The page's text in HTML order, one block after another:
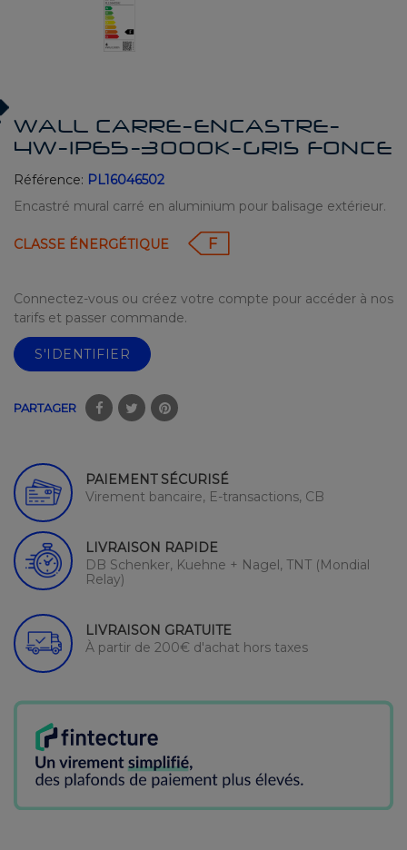
WALL CARRE-ENCASTRE-
4W-IP65-3000K-GRIS FONCE
Référence: PL16046502
Encastré mural carré en aluminium pour balisage extérieur.
CLASSE ÉNERGÉTIQUE F
Connectez-vous ou créez votre compte pour accéder à nos
tarifs et passer commande.
S'IDENTIFIER
PARTAGER
PAIEMENT SÉCURISÉ
Virement bancaire, E-transactions, CB
LIVRAISON RAPIDE
DB Schenker, Kuehne + Nagel, TNT (Mondial
Relay)
LIVRAISON GRATUITE
À partir de 200€ d'achat hors taxes